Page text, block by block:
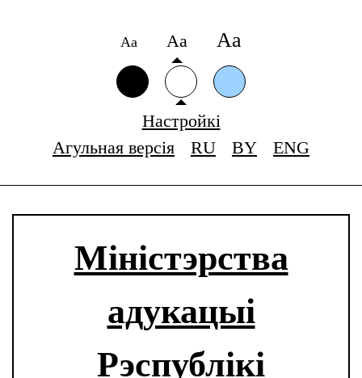
Аа Аа Аа
Настройкі
Агульная версія
RU BY ENG
Міністэрства
адукацыі
Рэспублікі